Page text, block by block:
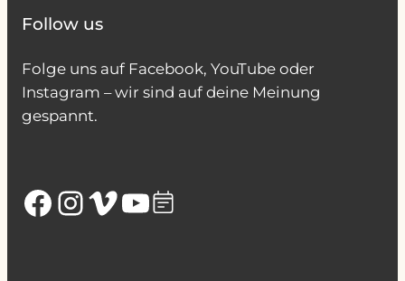
Follow us
Folge uns auf Facebook, YouTube oder
Instagram – wir sind auf deine Meinung
gespannt.
Facebook
Instagram
Vimeo
YouTube